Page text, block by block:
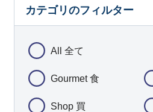
カテゴリのフィルター
All 全て
Gourmet 食
Shop 買